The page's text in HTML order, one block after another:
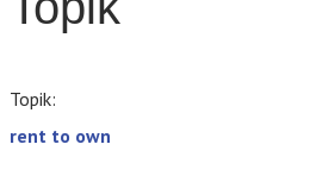
Topik:
rent to own